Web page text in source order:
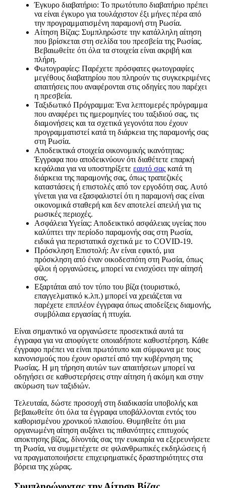
Έγκυρο διαβατήριο: Το πρωτότυπο διαβατήριο πρέπει
να είναι έγκυρο για τουλάχιστον έξι μήνες πέρα από
την προγραμματισμένη παραμονή στη Ρωσία.
Αίτηση Βίζας: Συμπληρώστε την κατάλληλη αίτηση
που βρίσκεται στη σελίδα του πρεσβεία της Ρωσίας.
Βεβαιωθείτε ότι όλα τα στοιχεία είναι ακριβή και
πλήρη.
Φωτογραφίες: Παρέχετε πρόσφατες φωτογραφίες
μεγέθους διαβατηρίου που πληρούν τις συγκεκριμένες
απαιτήσεις που αναφέρονται στις οδηγίες που παρέχει
η πρεσβεία.
Ταξιδωτικό Πρόγραμμα: Ένα λεπτομερές πρόγραμμα
που αναφέρει τις ημερομηνίες του ταξιδιού σας, τις
διαμονήσεις και τα σχετικά γεγονότα που έχουν
προγραμματιστεί κατά τη διάρκεια της παραμονής σας
στη Ρωσία.
Αποδεικτικά στοιχεία οικονομικής ικανότητας:
Έγγραφα που αποδεικνύουν ότι διαθέτετε επαρκή
κεφάλαια για να υποστηρίξετε εαυτό σας κατά τη
διάρκεια της παραμονής σας, όπως τραπεζικές
καταστάσεις ή επιστολές από τον εργοδότη σας. Αυτό
γίνεται για να εξασφαλιστεί ότι η παραμονή σας είναι
οικονομικά σταθερή και δεν αποτελεί απειλή για τις
ρωσικές περιοχές.
Ασφάλεια Υγείας: Αποδεικτικό ασφάλειας υγείας που
καλύπτει την περίοδο παραμονής σας στη Ρωσία,
ειδικά για περιστατικά σχετικά με το COVID-19.
Πρόσκληση Επιστολή: Αν είναι εφικτό, μια
πρόσκληση από έναν οικοδεσπότη στη Ρωσία, όπως
φίλοι ή οργανώσεις, μπορεί να ενισχύσει την αίτησή
σας.
Εξαρτάται από τον τύπο του βίζα (τουριστικό,
επαγγελματικό κ.λπ.) μπορεί να χρειάζεται να
παρέχετε επιπλέον έγγραφα όπως αποδείξεις διαμονής,
συμβόλαια εργασίας ή πτυχία.
Είναι σημαντικό να οργανώσετε προσεκτικά αυτά τα
έγγραφα για να αποφύγετε οποιαδήποτε καθυστέρηση. Κάθε
έγγραφο πρέπει να είναι πρωτότυπο και σύμφωνα με τους
κανονισμούς που έχουν οριστεί από την κυβέρνηση της
Ρωσίας. Η μη τήρηση αυτών των απαιτήσεων μπορεί να
οδηγήσει σε καθυστερήσεις στην αίτηση ή ακόμη και στην
ακύρωση των ταξιδιών.
Τελευταία, δώστε προσοχή στη διαδικασία υποβολής και
βεβαιωθείτε ότι όλα τα έγγραφα υποβάλλονται εντός του
καθορισμένου χρονικού πλαισίου. Θυμηθείτε ότι μια
οργανωμένη αίτηση αυξάνει τις πιθανότητες επιτυχούς
αποκτησης βίζας, δίνοντάς σας την ευκαιρία να εξερευνήσετε
τη Ρωσία, να συμμετέχετε σε φιλανθρωπικές εκδηλώσεις ή
να πραγματοποιήσετε επιχειρηματικές δραστηριότητες στα
βόρεια της χώρας.